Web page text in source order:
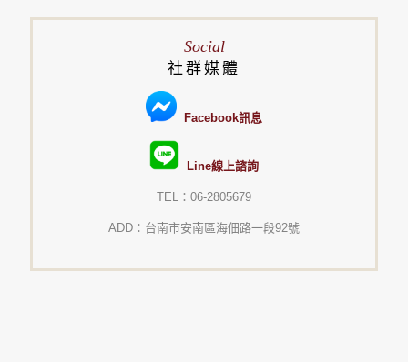
Social
社群媒體
Facebook訊息
Line線上諮詢
TEL：06-2805679
ADD：台南市安南區海佃路一段92號